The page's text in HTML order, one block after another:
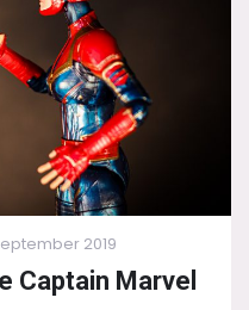
2019
Captain Marvel